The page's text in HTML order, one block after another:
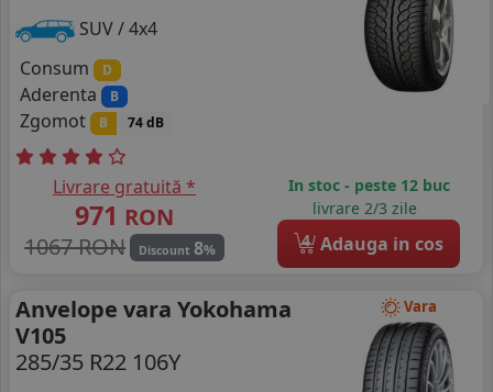
SUV / 4x4
Consum
D
Aderenta B
Zgomot B 74 dB
Livrare gratuită *
971 RON
1067 RON
Discount 8%
In stoc - peste 12 buc
livrare 2/3 zile
4 Adauga in cos
Vara
Anvelope vara Yokohama
V105
285/35 R22 106Y